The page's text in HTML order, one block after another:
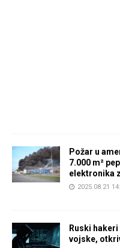
Požar u
7.000 m²
elektronika
2025.08.21
Ruski
vojske,